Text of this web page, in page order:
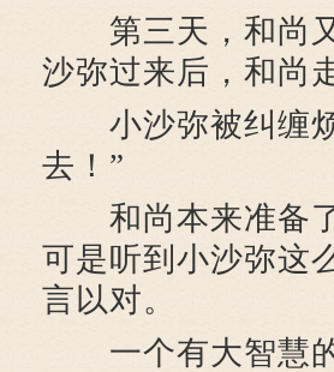
第三天，和尚又
沙弥过来后，和尚
小沙弥被纠缠烦
去！”
和尚本来准备了
可是听到小沙弥这
言以对。
一个有大智慧的